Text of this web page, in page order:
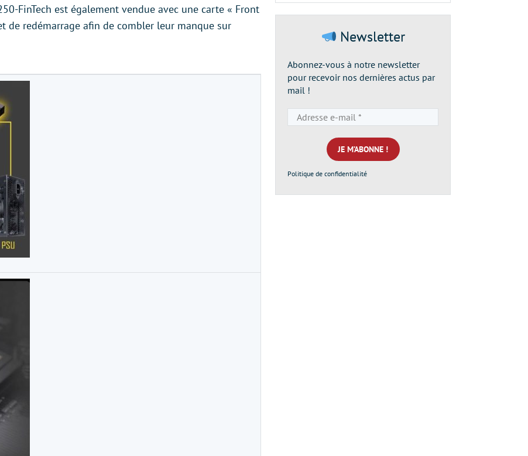
FinTech est également vendue avec une carte « Front
de redémarrage afin de combler leur manque sur
Newsletter
Abonnez-vous à notre newsletter
pour recevoir nos dernières actus par
mail !
e-
mail
*
Politique de confidentialité